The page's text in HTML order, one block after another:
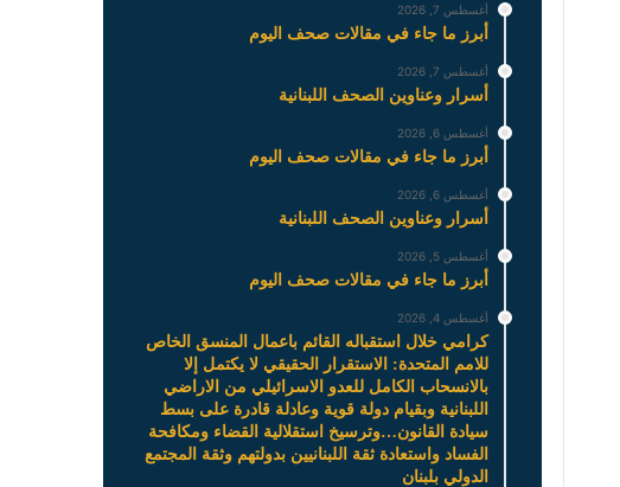
أغسطس 7, 2026
أبرز ما جاء في مقالات صحف اليوم
أغسطس 7, 2026
أسرار وعناوين الصحف اللبنانية
أغسطس 6, 2026
أبرز ما جاء في مقالات صحف اليوم
أغسطس 6, 2026
أسرار وعناوين الصحف اللبنانية
أغسطس 5, 2026
أبرز ما جاء في مقالات صحف اليوم
أغسطس 4, 2026
كرامي خلال استقباله القائم باعمال المنسق الخاص
للامم المتحدة: الاستقرار الحقيقي لا يكتمل إلا
بالانسحاب الكامل للعدو الاسرائيلي من الاراضي
اللبنانية وبقيام دولة قوية وعادلة قادرة على بسط
سيادة القانون…وترسيخ استقلالية القضاء ومكافحة
الفساد واستعادة ثقة اللبنانيين بدولتهم وثقة المجتمع
الدولي بلبنان